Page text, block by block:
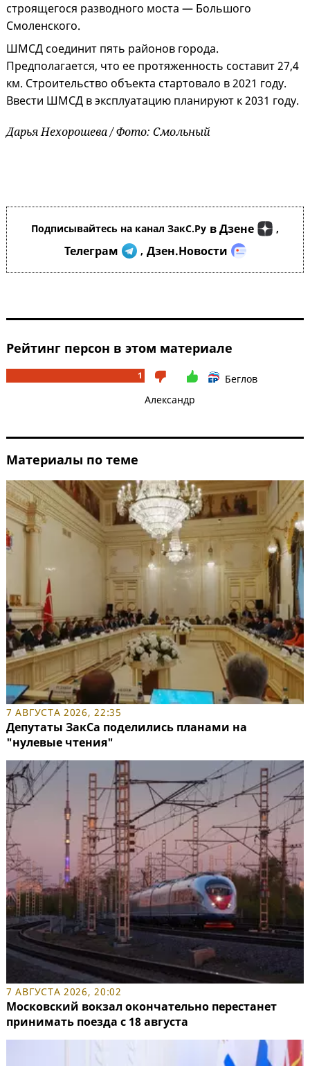
строящегося разводного моста — Большого
Смоленского.
ШМСД соединит пять районов города.
Предполагается, что ее протяженность составит 27,4
км. Строительство объекта стартовало в 2021 году.
Ввести ШМСД в эксплуатацию планируют к 2031 году.
Дарья Нехорошева / Фото: Смольный
Подписывайтесь на канал ЗакС.Ру в Дзене ,
Телеграм , Дзен.Новости
Рейтинг персон в этом материале
1
Беглов
Александр
Материалы по теме
7 АВГУСТА 2026, 22:35
Депутаты ЗакСа поделились планами на
"нулевые чтения"
7 АВГУСТА 2026, 20:02
Московский вокзал окончательно перестанет
принимать поезда с 18 августа